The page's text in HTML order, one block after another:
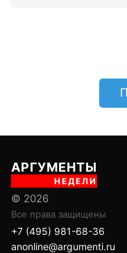
АРГУМЕНТЫ
НЕДЕЛИ
© 2026
Все права защищены
+7 (495) 981-68-36
anonline@argumenti.ru